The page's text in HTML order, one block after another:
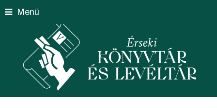
Menü